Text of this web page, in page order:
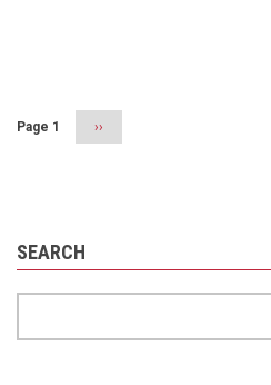
Page 1
Next
››
SEARCH